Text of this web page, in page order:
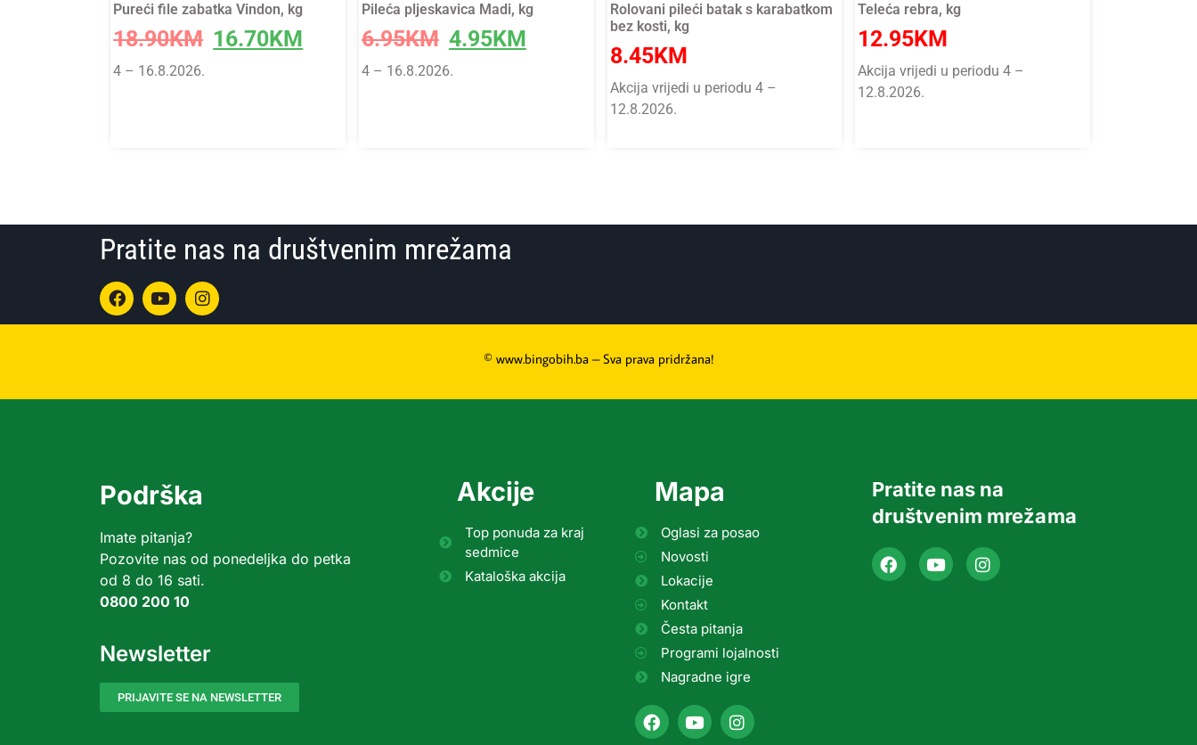
Pureći file zabatka Vindon, kg
18.90KM 16.70KM
4 – 16.8.2026.
Pileća pljeskavica Madi, kg
6.95KM 4.95KM
4 – 16.8.2026.
Rolovani pileći batak s karabatkom
bez kosti, kg
8.45KM
Akcija vrijedi u periodu 4 –
12.8.2026.
Teleća rebra, kg
12.95KM
Akcija vrijedi u periodu 4 –
12.8.2026.
Pratite nas na društvenim mrežama
© www.bingobih.ba – Sva prava pridržana!
Podrška
Imate pitanja?
Pozovite nas od ponedeljka do petka
od 8 do 16 sati.
0800 200 10
Newsletter
PRIJAVITE SE NA NEWSLETTER
Akcije
Top ponuda za kraj
sedmice
Kataloška akcija
Mapa
Oglasi za posao
Novosti
Lokacije
Kontakt
Česta pitanja
Programi lojalnosti
Nagradne igre
Pratite nas na
društvenim mrežama